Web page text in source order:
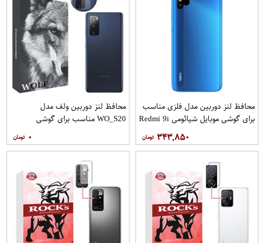
محافظ لنز دوربین مدل فلزی مناسب
برای گوشی موبایل شیائومی Redmi 9i
۳۴۳,۸۵۰
محافظ لنز دوربین ولف مدل
WO_S20 مناسب برای گوشی
۰